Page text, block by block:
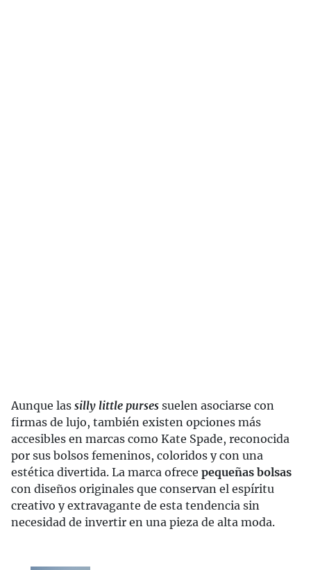
Aunque las silly little purses suelen asociarse con
firmas de lujo, también existen opciones más
accesibles en marcas como Kate Spade, reconocida
por sus bolsos femeninos, coloridos y con una
estética divertida. La marca ofrece pequeñas bolsas
con diseños originales que conservan el espíritu
creativo y extravagante de esta tendencia sin
necesidad de invertir en una pieza de alta moda.